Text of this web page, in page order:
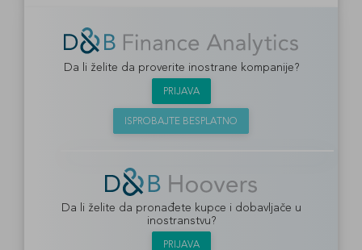
Da li želite da proverite inostrane kompanije?
PRIJAVA
ISPROBAJTE BESPLATNO
Da li želite da pronađete kupce i dobavljače u
inostranstvu?
PRIJAVA